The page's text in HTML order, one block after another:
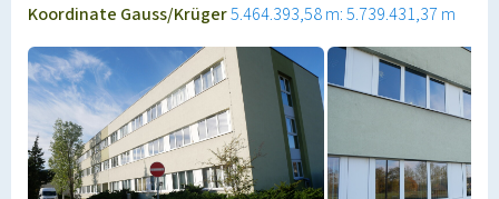
Koordinate Gauss/Krüger5.464.393,58 m: 5.739.431,37 m